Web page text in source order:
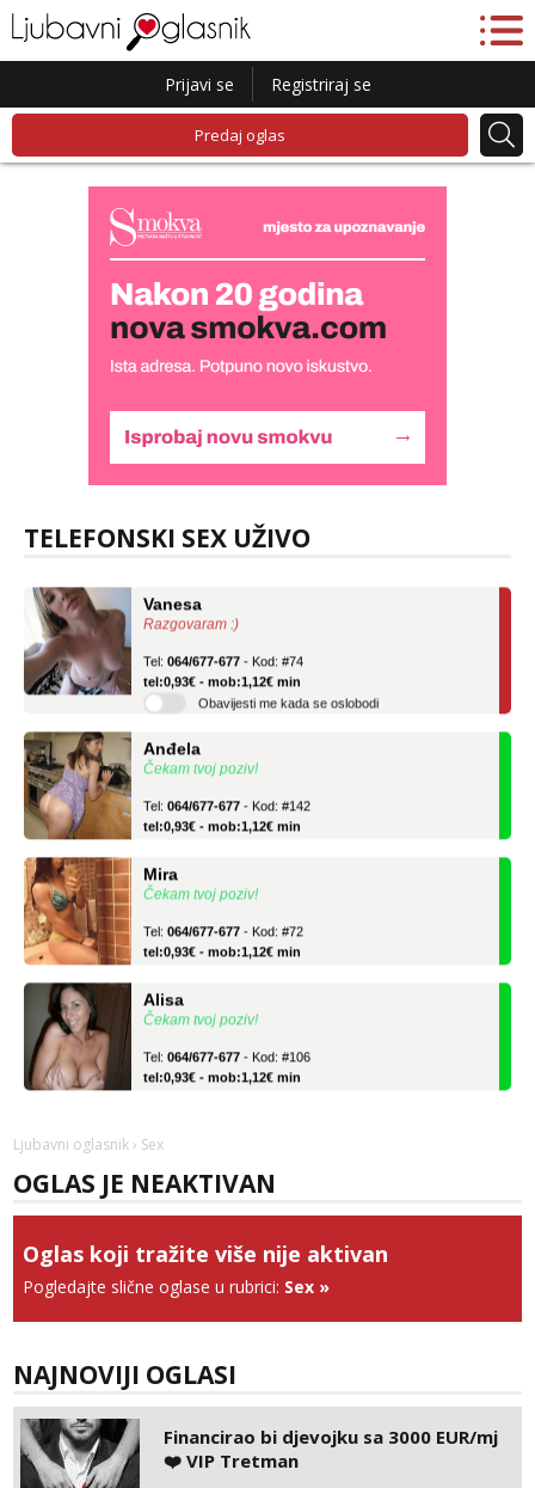
Prijavi se Registriraj se
Predaj oglas
TELEFONSKI SEX UŽIVO
Alisa
tel:0,93€ - mob:1,12€ min
Razgovaram :)
tel:0,93€ - mob:1,12€ min
Obavijesti me kada se oslobodi
Čekam tvoj poziv!
tel:0,93€ - mob:1,12€ min
Čekam tvoj poziv!
tel:0,93€ - mob:1,12€ min
Čekam tvoj poziv!
tel:0,93€ - mob:1,12€ min
tel:0,93€ - mob:1,12€ min
Anđela
Mira
Tel:064/677-677- Kod: #72
tel:0,93€ - mob:1,12€ min
Ljubavni oglasnik › Sex
OGLAS JE NEAKTIVAN
Oglas koji tražite više nije aktivan
Pogledajte slične oglase u rubrici: Sex »
NAJNOVIJI OGLASI
Financirao bi djevojku sa 3000 EUR/mj
❤️ VIP Tretman